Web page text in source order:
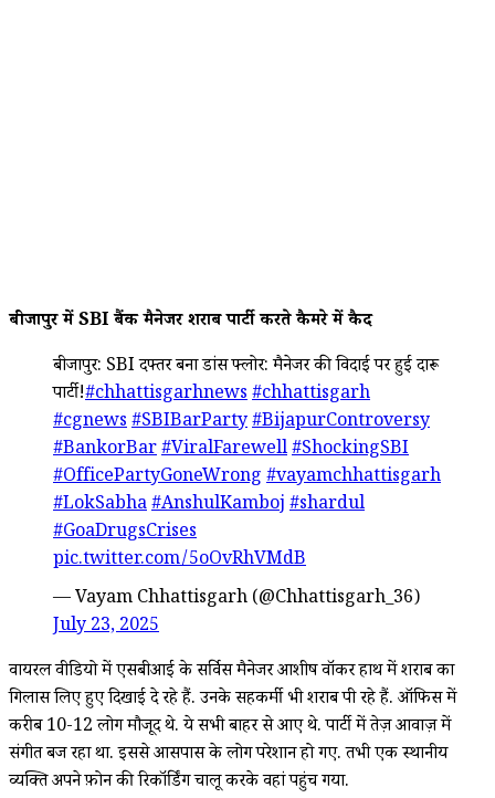
बीजापुर में SBI बैंक मैनेजर शराब पार्टी करते कैमरे में कैद
बीजापुर: SBI दफ्तर बना डांस फ्लोर: मैनेजर की विदाई पर हुई दारू
पार्टी!#chhattisgarhnews#chhattisgarh
#cgnews#SBIBarParty#BijapurControversy
#BankorBar#ViralFarewell#ShockingSBI
#OfficePartyGoneWrong #vayamchhattisgarh
#LokSabha#AnshulKamboj #shardul
#GoaDrugsCrises
pic.twitter.com/5oOvRhVMdB
— Vayam Chhattisgarh (@Chhattisgarh_36)
July 23, 2025
वायरल वीडियो में एसबीआई के सर्विस मैनेजर आशीष वॉकर हाथ में शराब का
गिलास लिए हुए दिखाई दे रहे हैं. उनके सहकर्मी भी शराब पी रहे हैं. ऑफिस में
करीब 10-12 लोग मौजूद थे. ये सभी बाहर से आए थे. पार्टी में तेज़ आवाज़ में
संगीत बज रहा था. इससे आसपास के लोग परेशान हो गए. तभी एक स्थानीय
व्यक्ति अपने फ़ोन की रिकॉर्डिंग चालू करके वहां पहुंच गया.